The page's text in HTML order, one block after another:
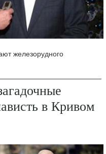
железорудного
в Кривом